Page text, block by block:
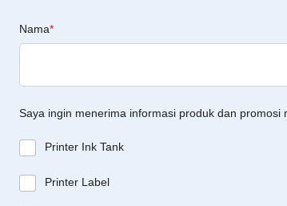
Nama*
Saya ingin menerima informasi produk dan promosi
Printer Ink Tank
Printer Label